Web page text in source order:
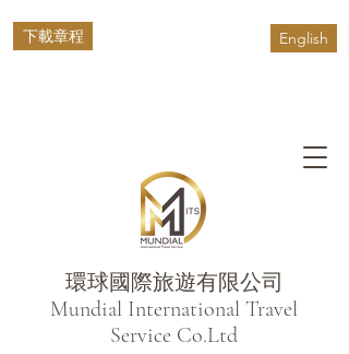
環球國際旅遊有限公司
​Mundial International Travel
Service Co.Ltd
English
下載章程